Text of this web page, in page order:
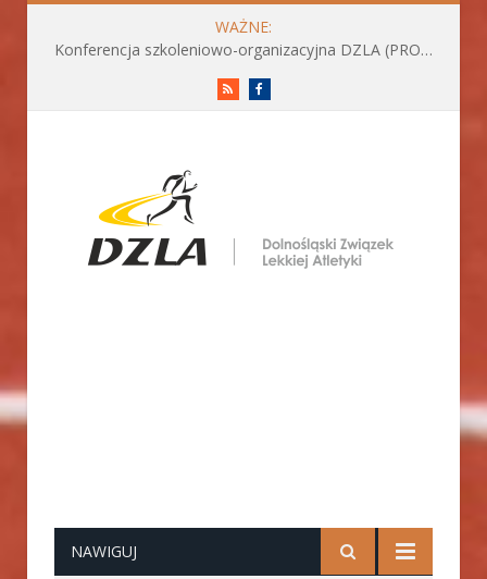
WAŻNE:
Konferencja szkoleniowo-organizacyjna DZLA (PROGRAM już do pobrania)
RSS
NAWIGUJ